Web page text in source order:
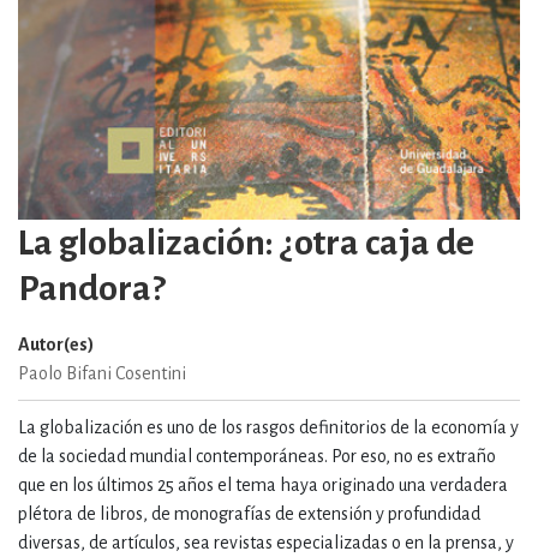
La globalización: ¿otra caja de
Pandora?
Autor(es)
Paolo Bifani Cosentini
La globalización es uno de los rasgos definitorios de la economía y
de la sociedad mundial contemporáneas. Por eso, no es extraño
que en los últimos 25 años el tema haya originado una verdadera
plétora de libros, de monografías de extensión y profundidad
diversas, de artículos, sea revistas especializadas o en la prensa, y